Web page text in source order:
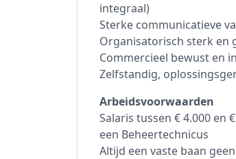
integraal)
Sterke communicatieve
Organisatorisch sterk en
Commercieel bewust en
Zelfstandig,
Arbeidsvoorwaarden
Salaris tussen € 4.000 en
een Beheertechnicus
Altijd een vaste baan